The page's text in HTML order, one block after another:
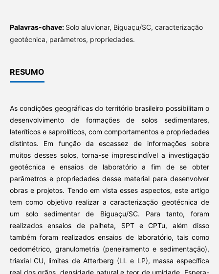
Palavras-chave: Solo aluvionar, Biguaçu/SC, caracterização
geotécnica, parâmetros, propriedades.
RESUMO
As condições geográficas do território brasileiro possibilitam o
desenvolvimento de formações de solos sedimentares,
lateríticos e saprolíticos, com comportamentos e propriedades
distintos. Em função da escassez de informações sobre
muitos desses solos, torna-se imprescindível a investigação
geotécnica e ensaios de laboratório a fim de se obter
parâmetros e propriedades desse material para desenvolver
obras e projetos. Tendo em vista esses aspectos, este artigo
tem como objetivo realizar a caracterização geotécnica de
um solo sedimentar de Biguaçu/SC. Para tanto, foram
realizados ensaios de palheta, SPT e CPTu, além disso
também foram realizados ensaios de laboratório, tais como
oedométrico, granulometria (peneiramento e sedimentação),
triaxial CU, limites de Atterberg (LL e LP), massa específica
real dos grãos, densidade natural e teor de umidade. Espera-